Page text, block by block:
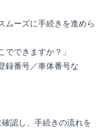
ムーズに手続きを進めら
でできますか？」
録番号／車体番号な
認し、手続きの流れを